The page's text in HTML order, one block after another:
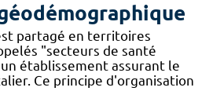
partagé en territoires
"secteurs de santé
établissement assurant le
Ce principe d'organisation